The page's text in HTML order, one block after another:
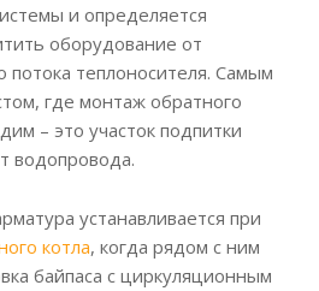
и определяется
оборудование от
потока теплоносителя. Самым
где монтаж обратного
– это участок подпитки
водопровода.
устанавливается при
котла, когда рядом с ним
байпаса с циркуляционным